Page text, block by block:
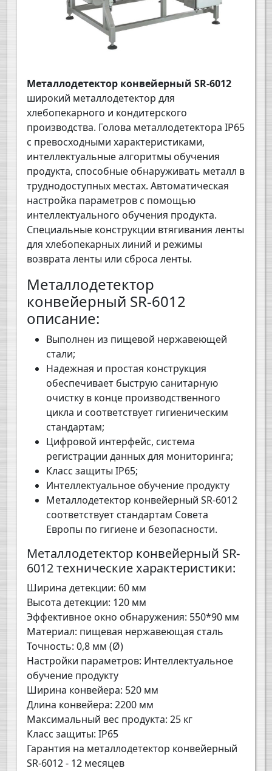
Металлодетектор конвейерный SR-6012
широкий металлодетектор для
хлебопекарного и кондитерского
производства. Голова металлодетектора IP65
с превосходными характеристиками,
интеллектуальные алгоритмы обучения
продукта, способные обнаруживать металл в
труднодоступных местах. Автоматическая
настройка параметров с помощью
интеллектуального обучения продукта.
Специальные конструкции втягивания ленты
для хлебопекарных линий и режимы
возврата ленты или сброса ленты.
Металлодетектор
конвейерный SR-6012
описание:
Выполнен из пищевой нержавеющей
стали;
Надежная и простая конструкция
обеспечивает быструю санитарную
очистку в конце производственного
цикла и соответствует гигиеническим
стандартам;
Цифровой интерфейс, система
регистрации данных для мониторинга;
Класс защиты IP65;
Интеллектуальное обучение продукту
Металлодетектор конвейерный SR-6012
соответствует стандартам Совета
Европы по гигиене и безопасности.
Металлодетектор конвейерный SR-
6012 технические характеристики:
Ширина детекции: 60 мм
Высота детекции: 120 мм
Эффективное окно обнаружения: 550*90 мм
Материал: пищевая нержавеющая сталь
Точность: 0,8 мм (Ø)
Настройки параметров: Интеллектуальное
обучение продукту
Ширина конвейера: 520 мм
Длина конвейера: 2200 мм
Максимальный вес продукта: 25 кг
Класс защиты: IP65
Гарантия на металлодетектор конвейерный
SR-6012 - 12 месяцев